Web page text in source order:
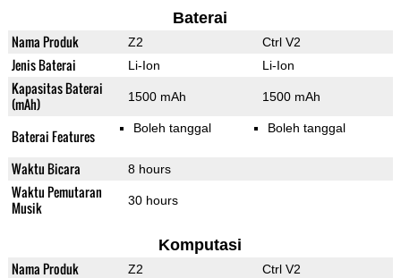
Baterai
Nama Produk Z2 Ctrl V2
Jenis Baterai Li-Ion Li-Ion
Kapasitas Baterai
(mAh)
1500 mAh 1500 mAh
Baterai Features Boleh tanggal Boleh tanggal
Waktu Bicara 8 hours
Waktu Pemutaran
Musik
30 hours
Komputasi
Nama Produk Z2 Ctrl V2